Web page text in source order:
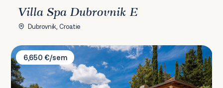
Villa Spa Dubrovnik E
Dubrovnik, Croatie
Villa Nada Korčula
6,650 €/sem